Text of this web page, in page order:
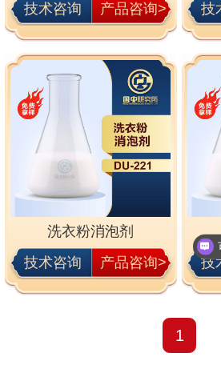
技术咨询
产品咨询>
技
洗衣粉消泡剂
技术咨询
产品咨询>
技
1